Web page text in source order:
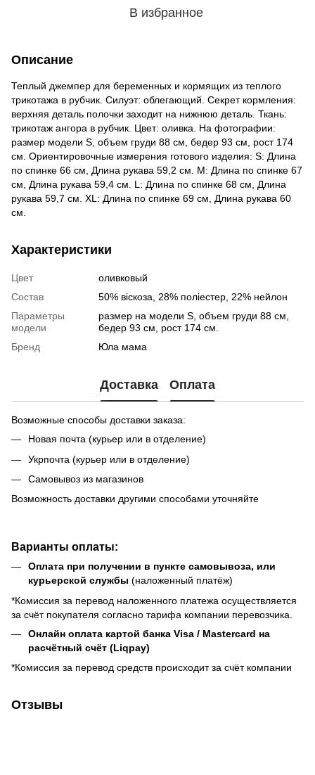
В избранное
Описание
Теплый джемпер для беременных и кормящих из теплого
трикотажа в рубчик. Силуэт: облегающий. Секрет кормления:
верхняя деталь полочки заходит на нижнюю деталь. Ткань:
трикотаж ангора в рубчик. Цвет: оливка. На фотографии:
размер модели S, объем груди 88 см, бедер 93 см, рост 174
см. Ориентировочные измерения готового изделия: S: Длина
по спинке 66 см, Длина рукава 59,2 см. M: Длина по спинке 67
см, Длина рукава 59,4 см. L: Длина по спинке 68 см, Длина
рукава 59,7 см. XL: Длина по спинке 69 см, Длина рукава 60
см.
Характеристики
Цвет
оливковый
Состав
50% віскоза, 28% поліестер, 22% нейлон
Параметры
модели
размер на модели S, объем груди 88 см,
бедер 93 см, рост 174 см.
Бренд
Юла мама
Доставка Оплата
Возможные способы доставки заказа:
Новая почта (курьер или в отделение)
Укрпочта (курьер или в отделение)
Самовывоз из магазинов
Возможность доставки другими способами уточняйте
Варианты оплаты:
Оплата при получении в пункте самовывоза, или
курьерской службы (наложенный платёж)
*Комиссия за перевод наложенного платежа осуществляется
за счёт покупателя согласно тарифа компании перевозчика.
Онлайн оплата картой банка Visa / Mastercard на
расчётный счёт (Liqpay)
*Комиссия за перевод средств происходит за счёт компании
Отзывы